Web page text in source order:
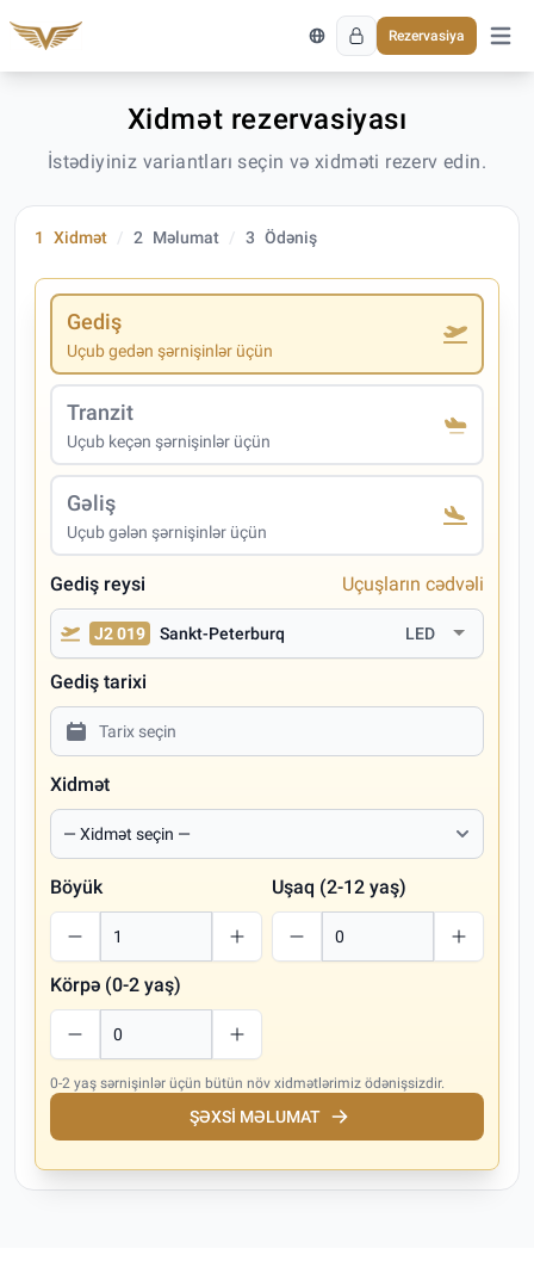
Rezervasiya
Əsas
Xidmət rezervasiyası
İstədiyiniz variantları seçin və xidməti rezerv edin.
1 Xidmət 2 Məlumat 3 Ödəniş
Gediş
Uçub gedən şərnişinlər üçün
Tranzit
Uçub keçən şərnişinlər üçün
Gəliş
Uçub gələn şərnişinlər üçün
Gediş reysi Uçuşların cədvəli
J2 019 Sankt-Peterburq LED
Gediş tarixi
Xidmət
Böyük Uşaq (2-12 yaş)
Körpə (0-2 yaş)
0-2 yaş sərnişinlər üçün bütün növ xidmətlərimiz ödənişsizdir.
ŞƏXSI MƏLUMAT